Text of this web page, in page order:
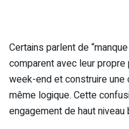
Certains parlent de
comparent avec leur
week-end et construire
même logique. Cette
engagement de haut